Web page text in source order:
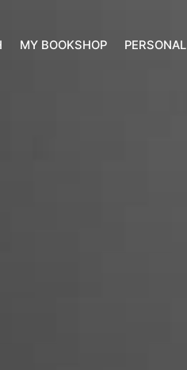
MY BOOKSHOP PERSONAL